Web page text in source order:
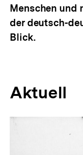
Menschen und
der deutsch-
Blick.
Aktuell